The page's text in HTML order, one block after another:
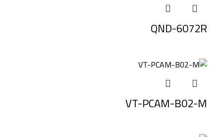
QND-6072R
VT-PCAM-B02-M